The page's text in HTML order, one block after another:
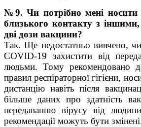
№9. Чи потрібно мені
близького контакту з
дві дози вакцини?
Так. Ще недостатньо вивчено,
COVID-19 захистити від
людьми. Тому рекомендовано
правил респіраторної гігієни,
дистанцію навіть після
більше даних про здатність
передаванню вірусу від
рекомендації можуть бути